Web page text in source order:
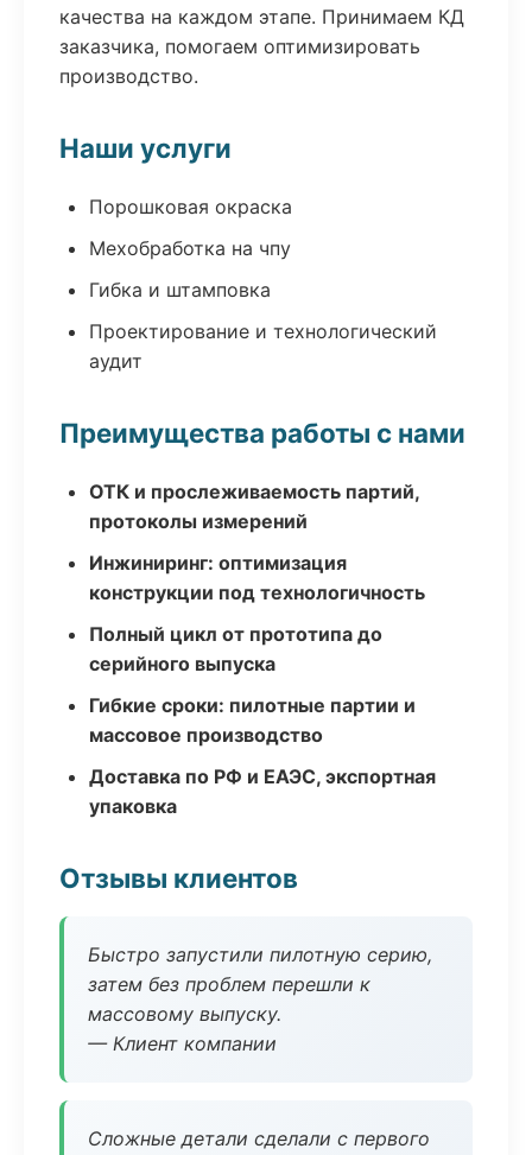
качества на каждом этапе. Принимаем КД
заказчика, помогаем оптимизировать
производство.
Наши услуги
Порошковая окраска
Мехобработка на чпу
Гибка и штамповка
Проектирование и технологический
аудит
Преимущества работы с нами
ОТК и прослеживаемость партий,
протоколы измерений
Инжиниринг: оптимизация
конструкции под технологичность
Полный цикл от прототипа до
серийного выпуска
Гибкие сроки: пилотные партии и
массовое производство
Доставка по РФ и ЕАЭС, экспортная
упаковка
Отзывы клиентов
Быстро запустили пилотную серию,
затем без проблем перешли к
массовому выпуску.
— Клиент компании
Сложные детали сделали с первого